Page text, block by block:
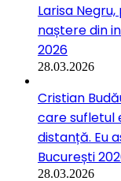
Larisa
naștere din
2026
28.03.2026
Cristian
care sufletul
distanță. Eu
București
28.03.2026